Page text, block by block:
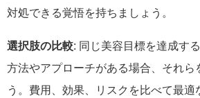
対処できる覚悟を持ちましょう。
選択肢の比較: 同じ美容目標を達成す
方法やアプローチがある場合、それら
う。費用、効果、リスクを比べて最適